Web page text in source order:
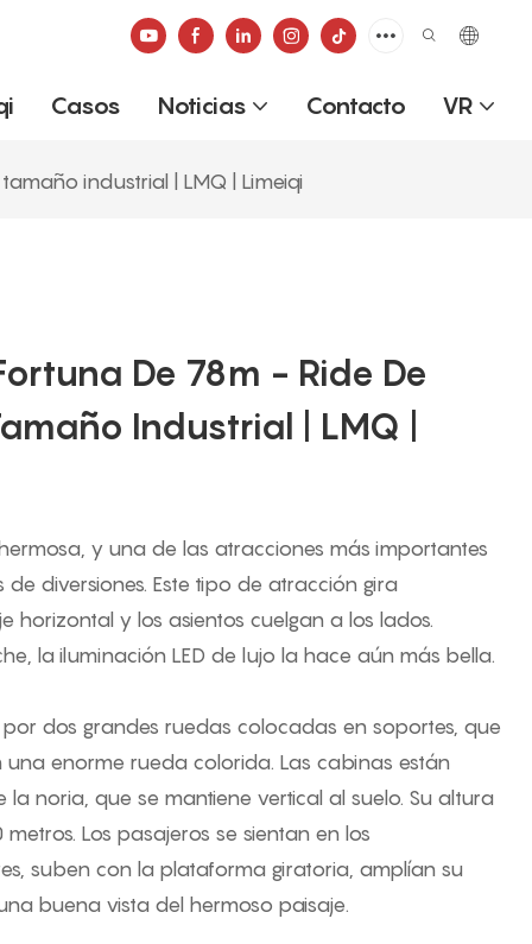
Casos Noticias Contacto VR
industrial | LMQ | Limeiqi
De 78m - Ride De
Industrial | LMQ |
y una de las atracciones más importantes
diversiones. Este tipo de atracción gira
horizontal y los asientos cuelgan a los lados.
la iluminación LED de lujo la hace aún más bella.
dos grandes ruedas colocadas en soportes, que
una enorme rueda colorida. Las cabinas están
noria, que se mantiene vertical al suelo. Su altura
Los pasajeros se sientan en los
suben con la plataforma giratoria, amplían su
buena vista del hermoso paisaje.